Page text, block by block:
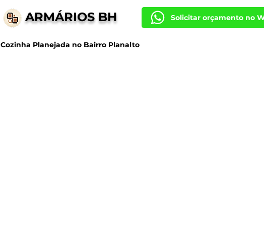
ARMÁRIOS BH Solicitar orçamento no
Cozinha Planejada no Bairro Planalto